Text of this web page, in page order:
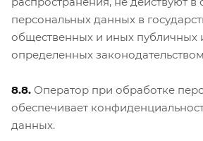
персональных данных в
общественных и иных публичных
определенных
8.8. Оператор при обработке
обеспечивает
данных.